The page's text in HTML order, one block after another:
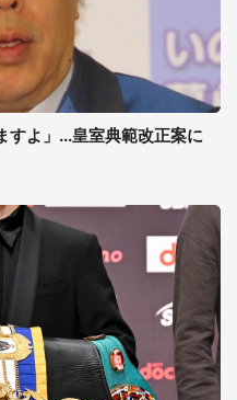
すよ」...皇室典範改正案に